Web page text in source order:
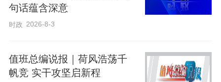
句话蕴含深意
时政 2026-8-3
值班总编说报｜荷风浩荡千
帆竞 实干攻坚启新程